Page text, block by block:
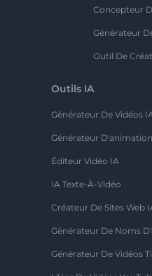
Concepteur
Générateur
Outil De
Outils IA
Générateur De Vidéos
Générateur
Éditeur Vidéo IA
IA Texte-À-Vidéo
Créateur De Sites Web
Générateur De Noms
Générateur De Vidéos